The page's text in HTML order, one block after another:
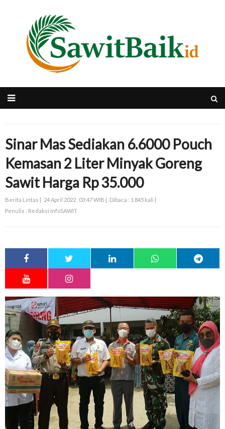
Sinar Mas Sediakan 6.6000 Pouch
Kemasan 2 Liter Minyak Goreng
Sawit Harga Rp 35.000
Berita Lintas | 24 April 2022 , 03:47 WIB | Dibaca : 1.845 kali |
Penulis : Redaksi InfoSAWIT